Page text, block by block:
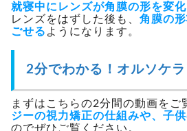
就寝中にレンズが角膜の形を変
レンズをはずした後も、 角膜の
ごせる ようになります。
2分でわかる！オルソケ
まずはこちらの2分間の動画を
ジーの視力矯正の仕組みや、子
のでぜひご覧ください。